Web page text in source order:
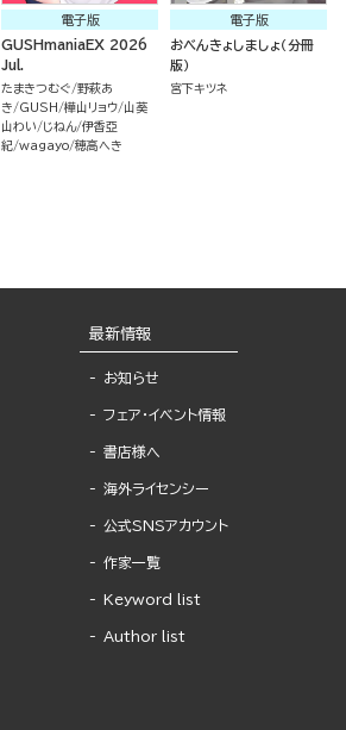
電子版
GUSHmaniaEX 2026
Jul.
たまきつむぐ 野萩あ
き
GUSH 樺山リョウ 山葵
山わい
じねん 伊香亞
紀 wagayo 穂高へき
電子版
おべんきょしましょ（分冊
版）
宮下キツネ
最新情報
お知らせ
フェア・イベント情報
書店様へ
海外ライセンシー
公式SNSアカウント
作家一覧
Keyword list
Author list